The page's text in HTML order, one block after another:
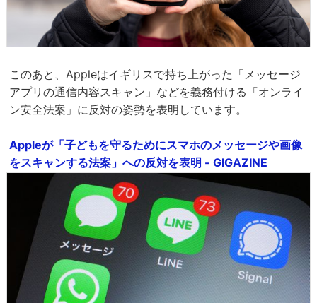
このあと、Appleはイギリスで持ち上がった「メッセージ
アプリの通信内容スキャン」などを義務付ける「オンライ
ン安全法案」に反対の姿勢を表明しています。
Appleが「子どもを守るためにスマホのメッセージや画像
をスキャンする法案」への反対を表明 - GIGAZINE